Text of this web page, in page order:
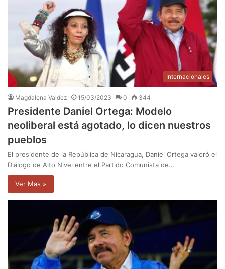
Internacionales
Magdalena Valdez 15/03/2023 0 344
Presidente Daniel Ortega: Modelo
neoliberal está agotado, lo dicen nuestros
pueblos
El presidente de la República de Nicaragua, Daniel Ortega valoró el
Diálogo de Alto Nivel entre el Partido Comunista de…
Ver Mas »